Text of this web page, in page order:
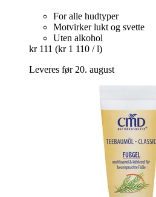
For alle hudtyper
Motvirker lukt og svette
Uten alkohol
kr 111 (kr 1 110 / l)
Leveres før 20. august